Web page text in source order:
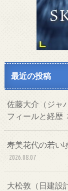
最近の投稿
佐藤大介（ジャ
フィールと経歴
寿美花代の若い
2026.08.07
大松敦（日建設